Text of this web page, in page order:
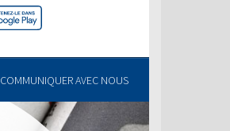
COMMUNIQUER AVEC NOUS